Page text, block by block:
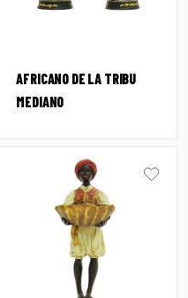
AFRICANO DE LA TRIBU
MEDIANO